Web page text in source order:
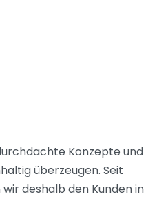
Konzepte und
überzeugen. Seit
deshalb den Kunden in